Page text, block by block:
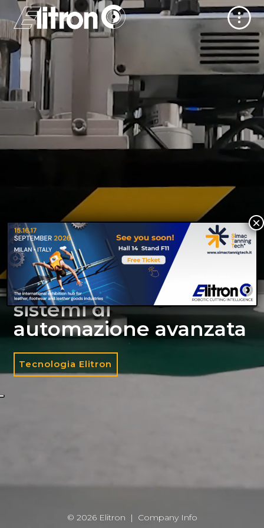
EXPERTISE
Tavoli di taglio e
sistemi di
automazione avanzata
Tecnologia Elitron
© 2026 Elitron | Company Info
×
Informativa sulla raccolta
Le tue preferenze relative alla privacy